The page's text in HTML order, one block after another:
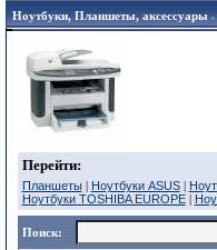
Ноутбуки, Планшеты, аксессуары
Перейти:
Планшеты| Ноутбуки ASUS|
Ноутбуки TOSHIBA EUROPE|
Поиск: